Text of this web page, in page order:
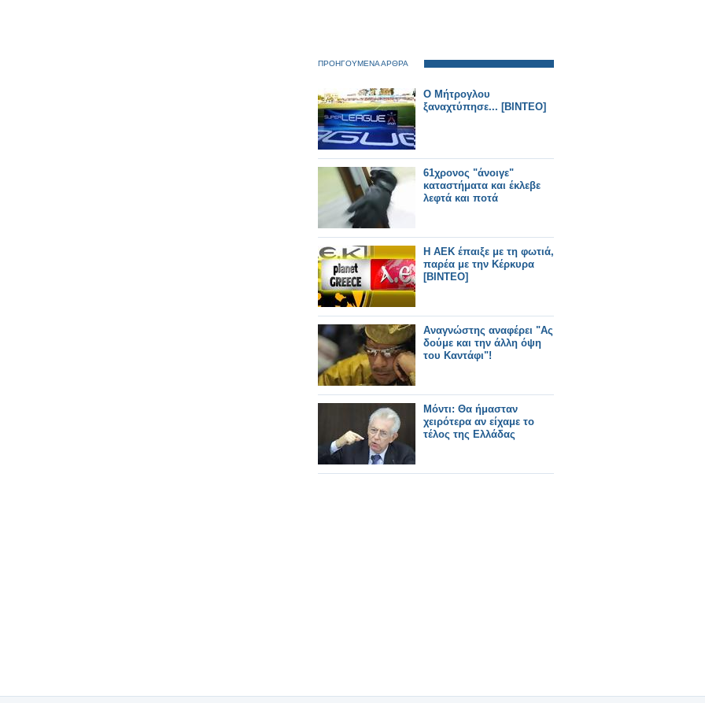
ΠΡΟΗΓΟΥΜΕΝΑ ΑΡΘΡΑ
Ο Μήτρογλου
ξαναχτύπησε... [ΒΙΝΤΕΟ]
61χρονος "άνοιγε"
καταστήματα και έκλεβε
λεφτά και ποτά
Η ΑΕΚ έπαιξε με τη φωτιά,
παρέα με την Κέρκυρα
[ΒΙΝΤΕΟ]
Αναγνώστης αναφέρει "Ας
δούμε και την άλλη όψη
του Καντάφι"!
Μόντι: Θα ήμασταν
χειρότερα αν είχαμε το
τέλος της Ελλάδας